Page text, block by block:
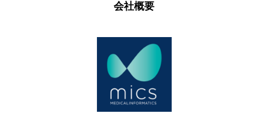
会社概要